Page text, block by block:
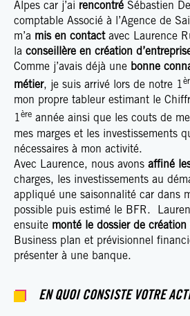
Alpes car j’ai rencontré Sébastien
comptable Associé à l’Agence de
m’a mis en contactavec Laurence
la conseillère en création
Comme j’avais déjà une bonne
métier, je suis arrivé lors de notre 1
mon propre tableur estimant le
1ère année ainsi que les couts de
mes marges et les investissements
nécessaires à mon activité.
Avec Laurence, nous avons affiné
charges, les investissements au
appliqué une saisonnalité car dans
possible puis estimé le BFR.
ensuite monté le dossier de création
Business plan et prévisionnel
présenter à une banque.
EN QUOI CONSISTE VOTRE